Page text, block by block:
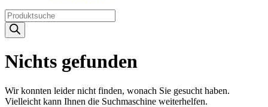
Products
search
Nichts gefunden
Wir konnten leider nicht finden, wonach Sie gesucht haben.
Vielleicht kann Ihnen die Suchmaschine weiterhelfen.